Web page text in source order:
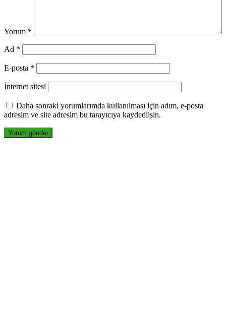
Yorum *
Ad *
E-posta *
İnternet sitesi
Daha sonraki yorumlarımda kullanılması için adım, e-posta
adresim ve site adresim bu tarayıcıya kaydedilsin.